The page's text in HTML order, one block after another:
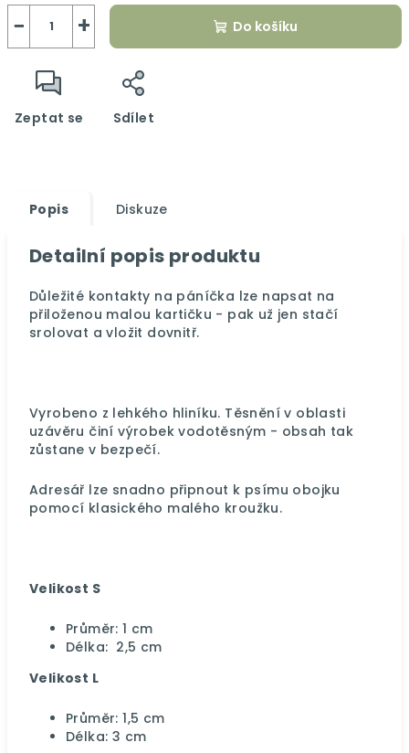
+
− Do košíku
Zeptat se Sdílet
Popis Diskuze
Detailní popis produktu
Důležité kontakty na páníčka lze napsat na
přiloženou malou kartičku - pak už jen stačí
srolovat a vložit dovnitř.
Vyrobeno z lehkého hliníku. Těsnění v oblasti
uzávěru činí výrobek vodotěsným - obsah tak
zůstane v bezpečí.
Adresář lze snadno připnout k psímu obojku
pomocí klasického malého kroužku.
Velikost S
Průměr: 1 cm
Délka: 2,5 cm
Velikost L
Průměr: 1,5 cm
Délka: 3 cm